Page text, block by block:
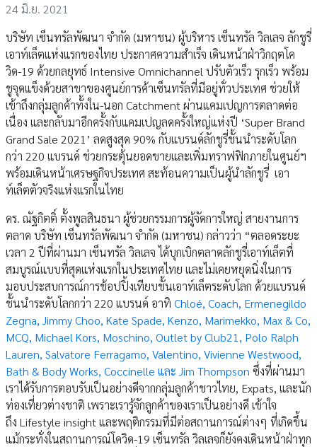
24 มิ.ย. 2021
บริษัท เซ็นทรัลพัฒนา จำกัด (มหาชน) ผู้บริหาร เซ็นทรัล วิลเลจ ลักชูรี่
เอาท์เล็ตแห่งแรกของไทย ประกาศความสำเร็จ เดินหน้าฝ่าวิกฤตโค
วิด-19 ด้วยกลยุทธ์ Intensive Omnichannel ปรับตัวเร็ว รุกเร็ว พร้อม
ชูจุดแข็งด้วยสาขาของศูนย์การค้าเซ็นทรัลที่มีอยู่ทั่วประเทศ ช่วยให้
เข้าถึงกลุ่มลูกค้าทั้งใน-นอก Catchment ผ่านแคมเปญการตลาดต่อ
เนื่อง และกลับมาอีกครั้งกับแคมเปญลดครั้งใหญ่แห่งปี ‘Super Brand
Grand Sale 2021’ ลดสูงสุด 90% กับแบรนด์ลักชูรี่ชั้นนำระดับโลก
กว่า 220 แบรนด์ ช่วยกระตุ้นยอดขายและเพิ่มทราฟฟิกภายในศูนย์ฯ
พร้อมเดินหน้าเศรษฐกิจประเทศ สะท้อนความเป็นผู้นำลักชูรี่ เอา
ท์เล็ตตัวจริงแห่งแรกในไทย
ดร. ณัฐกิตติ์ ตั้งพูลสินธนา ผู้ช่วยกรรมการผู้จัดการใหญ่ สายงานการ
ตลาด บริษัท เซ็นทรัลพัฒนา จำกัด (มหาชน) กล่าวว่า “ตลอดระยะ
เวลา 2 ปีที่ผ่านมา เซ็นทรัล วิลเลจ ได้บุกเบิกตลาดลักชูรี่เอาท์เล็ตที่
สมบูรณ์แบบที่สุดแห่งแรกในประเทศไทย และไม่เคยหยุดนิ่งในการ
มอบประสบการณ์การช้อปปิ้งเทียบชั้นเอาท์เล็ตระดับโลก ด้วยแบรนด์
ชั้นนำระดับโลกกว่า 220 แบรนด์ อาทิ Chloé, Coach, Ermenegildo
Zegna, Jimmy Choo, Kate Spade, Kenzo, Marimekko, Max & Co,
MCQ, Michael Kors, Moschino, Outlet by Club21, Polo Ralph
Lauren, Salvatore Ferragamo, Valentino, Vivienne Westwood,
Bath & Body Works, Coccinelle และ Jim Thompson ซึ่งที่ผ่านมา
เราได้รับการตอบรับเป็นอย่างดีจากกลุ่มลูกค้าชาวไทย, Expats, และนัก
ท่องเที่ยวต่างชาติ เพราะเรารู้จักลูกค้าของเราเป็นอย่างดี เข้าใจ
ถึง Lifestyle insight และพฤติกรรมที่มีต่อสถานการณ์ต่างๆ ที่เกิดขึ้น
แม้กระทั่งในสถานการณ์โควิด-19 เซ็นทรัล วิลเลจก็ยังคงเดินหน้าฝ่าทุก